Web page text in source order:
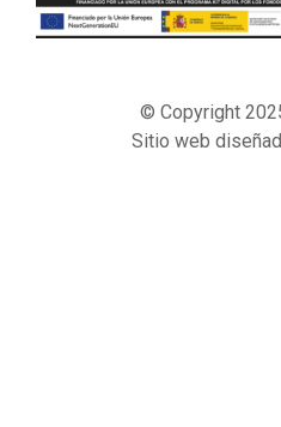
© Copyright
Sitio web